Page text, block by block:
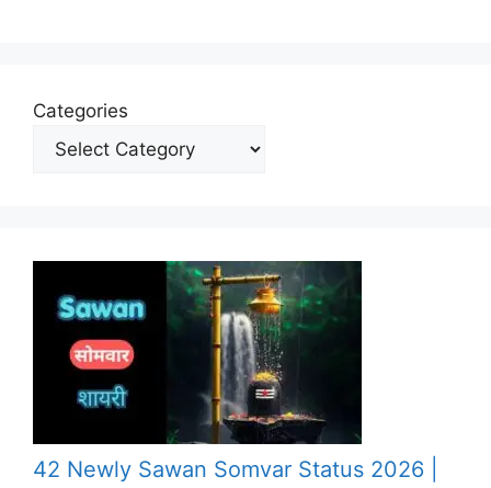
Categories
42 Newly Sawan Somvar Status 2026 |